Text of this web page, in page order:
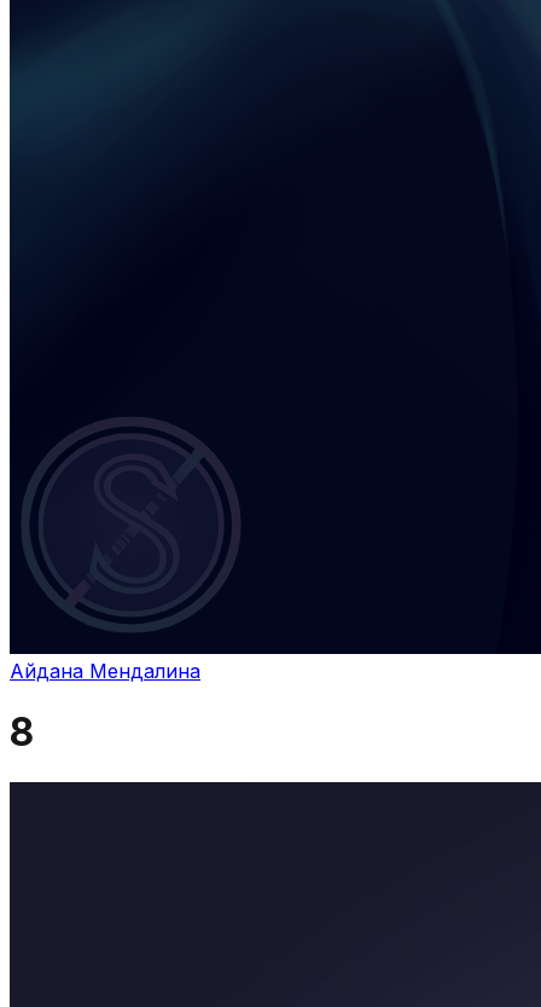
Айдана Мендалина
8